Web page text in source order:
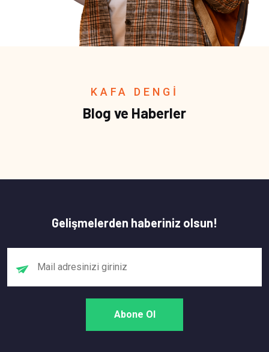
KAFA DENGİ
Blog ve Haberler
Gelişmelerden haberiniz olsun!